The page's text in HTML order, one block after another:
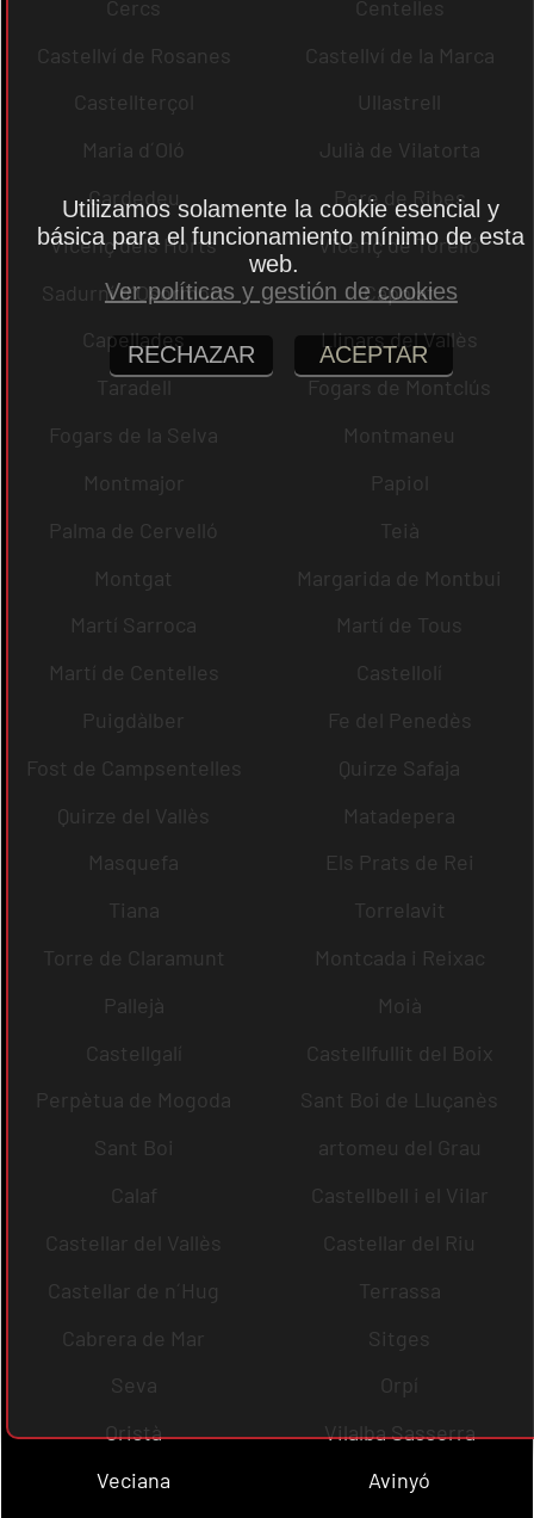
Cercs
Centelles
Castellví de Rosanes
Castellví de la Marca
Castellterçol
Ullastrell
Maria d´Oló
Julià de Vilatorta
Cardedeu
Pere de Ribes
Vicenç dels Horts
Vicenç de Torelló
Sadurní d´Osormort
Capolat
Capellades
Llinars del Vallès
Taradell
Fogars de Montclús
Fogars de la Selva
Montmaneu
Montmajor
Papiol
Palma de Cervelló
Teià
Montgat
Margarida de Montbui
Martí Sarroca
Martí de Tous
Martí de Centelles
Castellolí
Puigdàlber
Fe del Penedès
Fost de Campsentelles
Quirze Safaja
Quirze del Vallès
Matadepera
Masquefa
Els Prats de Rei
Tiana
Torrelavit
Torre de Claramunt
Montcada i Reixac
Pallejà
Moià
Castellgalí
Castellfullit del Boix
Perpètua de Mogoda
Sant Boi de Lluçanès
Sant Boi
artomeu del Grau
Calaf
Castellbell i el Vilar
Castellar del Vallès
Castellar del Riu
Castellar de n´Hug
Terrassa
Cabrera de Mar
Sitges
Seva
Orpí
Oristà
Vilalba Sasserra
Veciana
Avinyó
Utilizamos solamente la cookie esencial y
básica para el funcionamiento mínimo de esta
web.
Ver políticas y gestión de cookies
RECHAZAR ACEPTAR